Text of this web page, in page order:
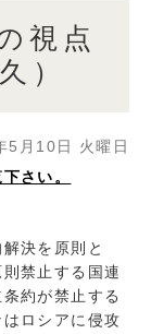
視点
）
5月10日 火曜日
さい。
決を原則と
禁止する国連
約が禁止する
ロシアに侵攻